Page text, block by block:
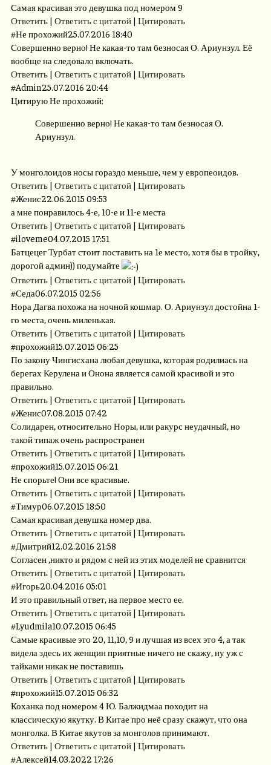
Самая красивая это девушка под номером 9
Ответить | Ответить с цитатой | Цитировать
#Не прохожий25.07.2016 18:40
Совершенно верно! Не какая-то там безносая О. Ариунзул. Её
вообще на следовало включать.
Ответить | Ответить с цитатой | Цитировать
#Admin25.07.2016 20:44
Цитирую Не прохожий:
Совершенно верно! Не какая-то там безносая О.
Ариунзул.
У монголоидов носы гораздо меньше, чем у европеоидов.
Ответить | Ответить с цитатой | Цитировать
#Женис22.06.2015 09:53
а мне понравилось 4-е, 10-е и 11-е места
Ответить | Ответить с цитатой | Цитировать
#iloveme04.07.2015 17:51
Батцецег Турбат стоит поставить на 1е место, хотя бы в тройку,
дорогой админ)) подумайте
Ответить | Ответить с цитатой | Цитировать
#Седа06.07.2015 02:56
Нора Дагва похожа на ночной кошмар. О. Ариунзул достойна 1-
го места, очень миленькая.
Ответить | Ответить с цитатой | Цитировать
#прохожий15.07.2015 06:25
По закону Чингисхана любая девушка, которая родилиась на
берегах Керулена и Онона является самой красивой и это
правильно.
Ответить | Ответить с цитатой | Цитировать
#Женис07.08.2015 07:42
Солидарен, относительно Норы, или ракурс неудачный, но
такой типаж очень распространен
Ответить | Ответить с цитатой | Цитировать
#прохожий15.07.2015 06:21
Не спорьте! Они все красивые.
Ответить | Ответить с цитатой | Цитировать
#Тимур06.07.2015 18:50
Самая красивая девушка номер два.
Ответить | Ответить с цитатой | Цитировать
#Дмитрий12.02.2016 21:58
Согласен ,никто и рядом с ней из этих моделей не сравнится
Ответить | Ответить с цитатой | Цитировать
#Игорь20.04.2016 05:01
И это правильный ответ, на первое место ее.
Ответить | Ответить с цитатой | Цитировать
#Lyudmila10.07.2015 06:45
Самые красивые это 20, 11,10, 9 и лучшая из всех это 4, а так
видела здесь их женщин приятные ничего не скажу, ну уж с
тайками никак не поставишь
Ответить | Ответить с цитатой | Цитировать
#прохожий15.07.2015 06:32
Коханка под номером 4 Ю. Балжидмаа походит на
классическую якутку. В Китае про неё сразу скажут, что она
монголка. В Китае якутов за монголов принимают.
Ответить | Ответить с цитатой | Цитировать
#Алексей14.03.2022 17:26